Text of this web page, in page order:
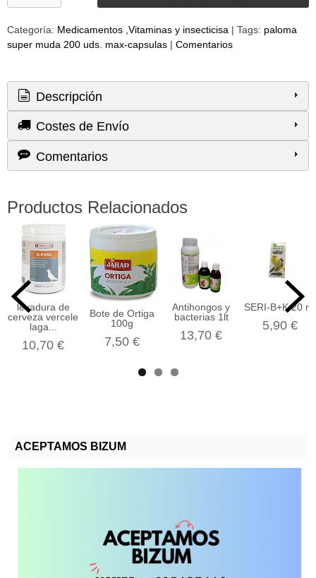
ACEPTAMOS BIZUM
Categoría: Medicamentos ,Vitaminas y insecticisa | Tags: paloma
super muda 200 uds. max-capsulas | Comentarios
Descripción
Costes de Envío
Comentarios
Productos Relacionados
levadura de
cerveza vercele
laga...
10,70 €
Bote de Ortiga
100g
7,50 €
Antihongos y
bacterias 1lt
13,70 €
SERI-B+K 20 ml
5,90 €